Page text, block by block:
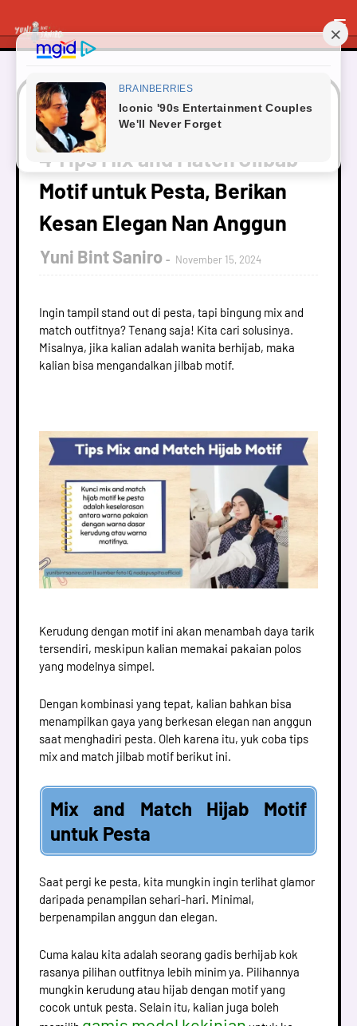
Beranda Fashion
4 Tips Mix and Match Jilbab Motif
untuk Pesta, Berikan Kesan Elegan Nan Anggun
4 Tips Mix and Match Jilbab
Motif untuk Pesta, Berikan
Kesan Elegan Nan Anggun
Yuni Bint Saniro November 15, 2024
Ingin tampil stand out di pesta, tapi bingung mix and
match outfitnya? Tenang saja! Kita cari solusinya.
Misalnya, jika kalian adalah wanita berhijab, maka
kalian bisa mengandalkan jilbab motif.
Kerudung dengan motif ini akan menambah daya tarik
tersendiri, meskipun kalian memakai pakaian polos
yang modelnya simpel.
Dengan kombinasi yang tepat, kalian bahkan bisa
menampilkan gaya yang berkesan elegan nan anggun
saat menghadiri pesta. Oleh karena itu, yuk coba tips
mix and match jilbab motif berikut ini.
Mix and Match Hijab Motif
untuk Pesta
Saat pergi ke pesta, kita mungkin ingin terlihat glamor
daripada penampilan sehari-hari. Minimal,
berpenampilan anggun dan elegan.
Cuma kalau kita adalah seorang gadis berhijab kok
rasanya pilihan outfitnya lebih minim ya. Pilihannya
mungkin kerudung atau hijab dengan motif yang
cocok untuk pesta. Selain itu, kalian juga boleh